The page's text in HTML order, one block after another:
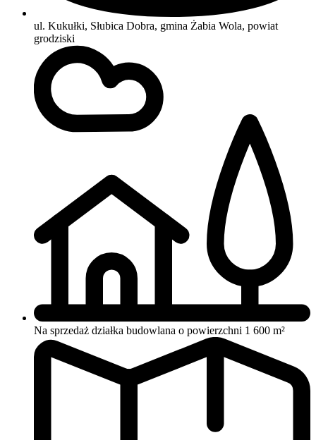
ul. Kukułki, Słubica Dobra, gmina Żabia Wola, powiat
grodziski
Na sprzedaż działka budowlana o powierzchni 1 600 m²